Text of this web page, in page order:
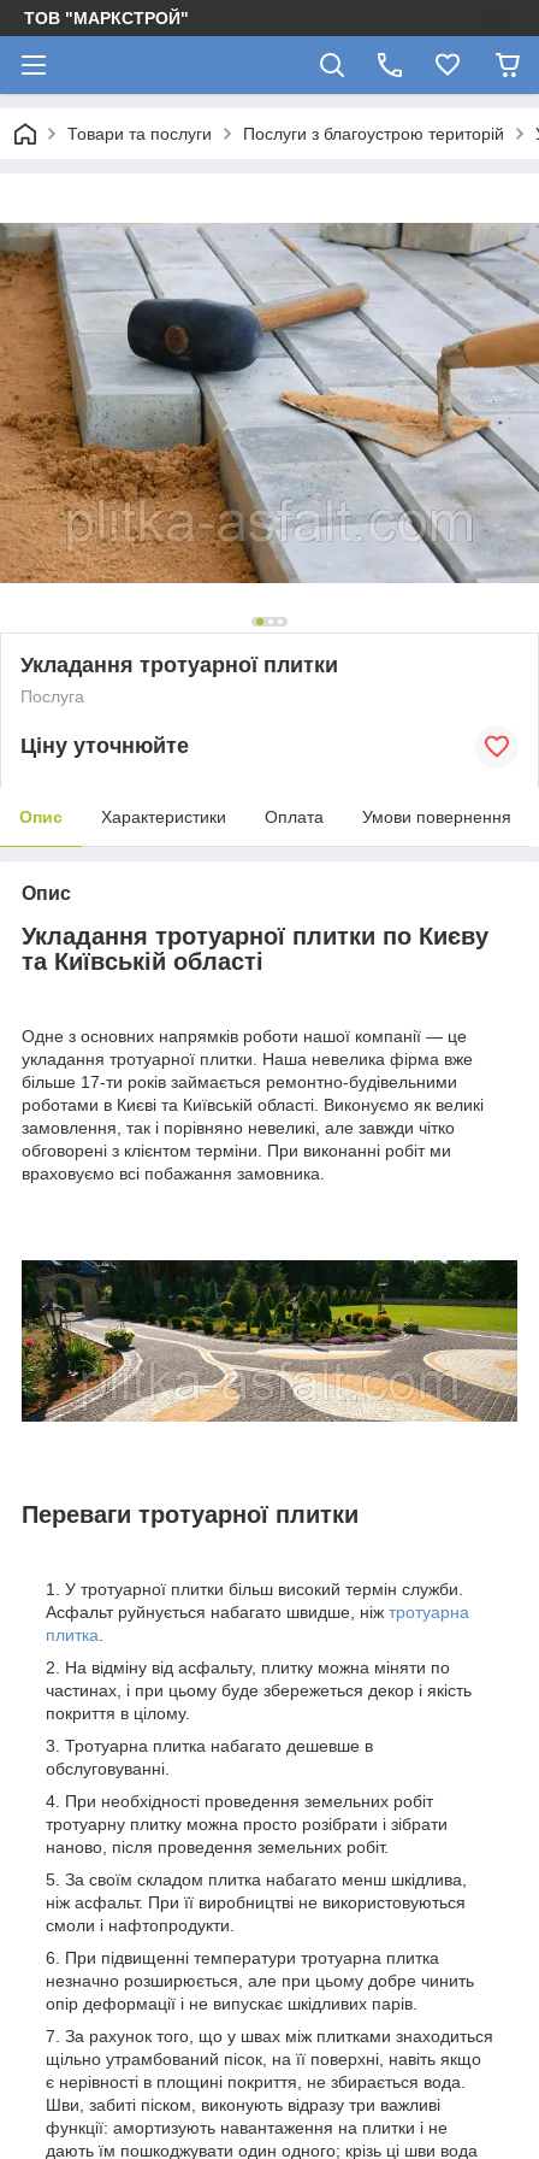
ТОВ "МАРКСТРОЙ"
Товари та послуги Послуги з благоустрою територій
Укладання тротуарної плитки
Послуга
Ціну уточнюйте
Опис Характеристики Оплата Умови повернення
Опис
Укладання тротуарної плитки по Києву
та Київській області
Одне з основних напрямків роботи нашої компанії — це
укладання тротуарної плитки. Наша невелика фірма вже
більше 17-ти років займається ремонтно-будівельними
роботами в Києві та Київській області. Виконуємо як великі
замовлення, так і порівняно невеликі, але завжди чітко
обговорені з клієнтом терміни. При виконанні робіт ми
враховуємо всі побажання замовника.
Переваги тротуарної плитки
У тротуарної плитки більш високий термін служби.
Асфальт руйнується набагато швидше, ніж тротуарна
плитка.
На відміну від асфальту, плитку можна міняти по
частинах, і при цьому буде збережеться декор і якість
покриття в цілому.
Тротуарна плитка набагато дешевше в
обслуговуванні.
При необхідності проведення земельних робіт
тротуарну плитку можна просто розібрати і зібрати
наново, після проведення земельних робіт.
За своїм складом плитка набагато менш шкідлива,
ніж асфальт. При її виробництві не використовуються
смоли і нафтопродукти.
При підвищенні температури тротуарна плитка
незначно розширюється, але при цьому добре чинить
опір деформації і не випускає шкідливих парів.
За рахунок того, що у швах між плитками знаходиться
щільно утрамбований пісок, на її поверхні, навіть якщо
є нерівності в площині покриття, не збирається вода.
Шви, забиті піском, виконують відразу три важливі
функції: амортизують навантаження на плитки і не
дають їм пошкоджувати один одного; крізь ці шви вода